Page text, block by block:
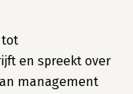
tot
en spreekt over
management